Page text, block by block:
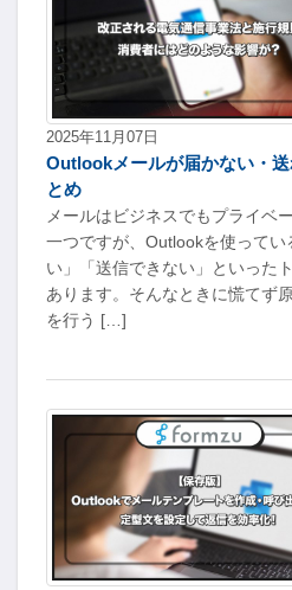
2025年11月07日
Outlookメールが届かない・
とめ
メールはビジネスでもプライベ
一つですが、Outlookを使って
い」「送信できない」といった
あります。そんなときに慌てず
を行う […]